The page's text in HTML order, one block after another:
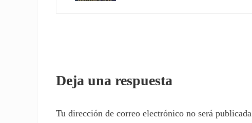
Deja una respuesta
Tu dirección de correo electrónico no será